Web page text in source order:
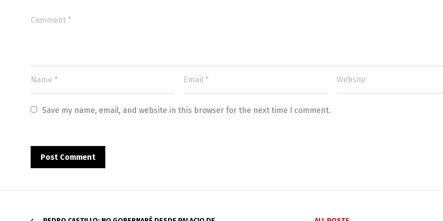
Save my name, email, and website in this browser for the next time I comment.